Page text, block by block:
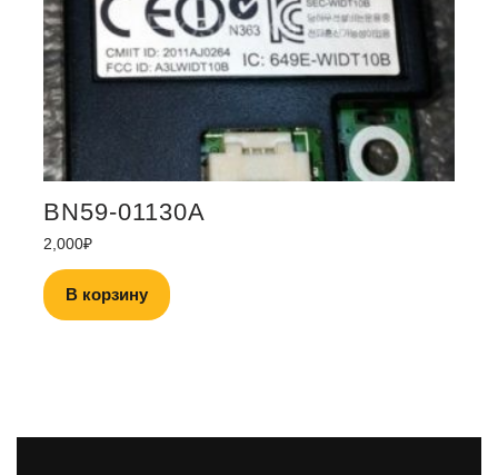
BN59-01130A
2,000₽
В корзину